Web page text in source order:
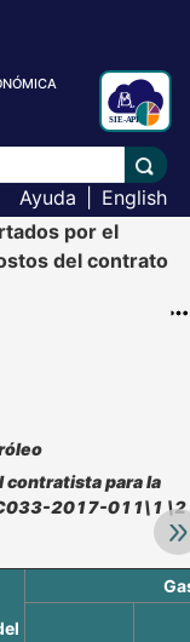
Ayuda
English
por el
del contrato
para exportar
el cuadro
contratista para la
C033-2017-011\1 \2